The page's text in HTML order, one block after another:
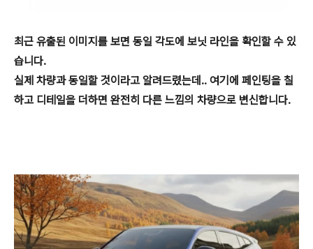
최근 유출된 이미지를 보면 동일 각도에 보닛 라인을 확인할 수 있
습니다.
실제 차량과 동일할 것이라고 알려드렸는데.. 여기에 페인팅을 칠
하고 디테일을 더하면 완전히 다른 느낌의 차량으로 변신합니다.